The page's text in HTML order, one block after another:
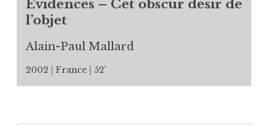
Évidences – Cet obscur désir de
l’objet
Alain-Paul Mallard
2002 France 52’